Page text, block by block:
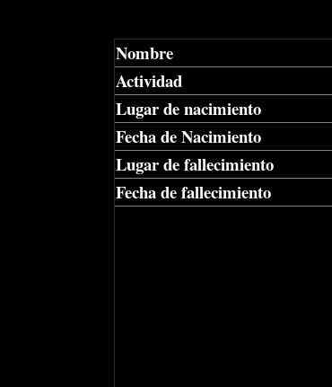
Nombre
Actividad
Lugar de nacimiento
Fecha de Nacimiento
Lugar de fallecimiento
Fecha de fallecimiento